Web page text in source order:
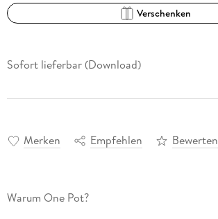
Verschenken
Sofort lieferbar (Download)
Merken Empfehlen Bewerten
Warum One Pot?